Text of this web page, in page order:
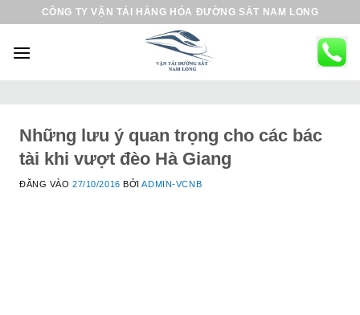
CÔNG TY VẬN TẢI HÀNG HÓA ĐƯỜNG SẮT NAM LONG
Những lưu ý quan trọng cho các bác
tài khi vượt đèo Hà Giang
ĐĂNG VÀO27/10/2016 BỞIADMIN-VCNB